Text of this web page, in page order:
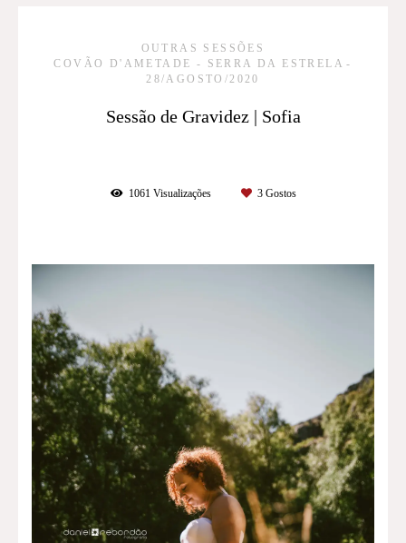
OUTRAS SESSÕES
COVÃO D'AMETADE - SERRA DA ESTRELA
28/AGOSTO/2020
Sessão de Gravidez | Sofia
1061Visualizações 3Gostos